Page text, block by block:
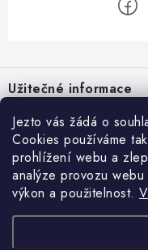
Jezto vás žádá o
Cookies používáme
prohlížení webu a
analýze provozu
výkon a použitelnost.
pUžitečné informace
O nás
Náš příběh
Firemní dárky
Kariéra
Zákaznický servis
Obchodní podmínky
Ochrana osobních údajů
Doprava & platba
Přijímáme online
Facebook